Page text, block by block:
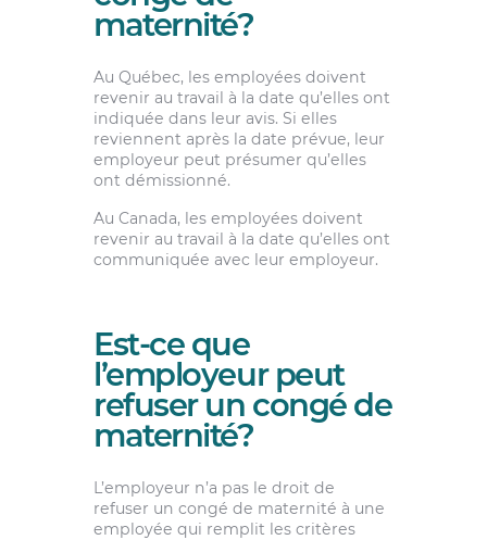
maternité?
Au Québec, les employées doivent
revenir au travail à la date qu’elles ont
indiquée dans leur avis. Si elles
reviennent après la date prévue, leur
employeur peut présumer qu’elles
ont démissionné.
Au Canada, les employées doivent
revenir au travail à la date qu’elles ont
communiquée avec leur employeur.
Est-ce que
l’employeur peut
refuser un congé de
maternité?
L’employeur n’a pas le droit de
refuser un congé de maternité à une
employée qui remplit les critères